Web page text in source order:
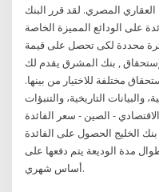
حسابات التوفير. 9- البنك العقاري المصري. لقد قرر البنك
على الودائع المميزة الخاصة
لفترة محددة لكى تحصل على قيمة
, بنك المشرق يقدم لك
مختلفة للاختيار من بينها.
والبيانات التاريخية، والتنبؤات
- الصين - سعر الفائدة
بنك الخليج الحصول على الفائدة
مدة الوديعة يتم دفعها على
أساس شهري.